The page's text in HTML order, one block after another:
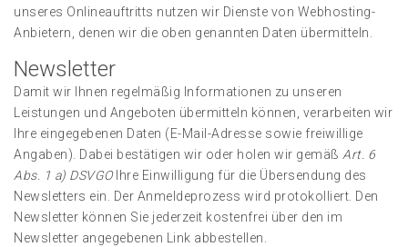
unseres Onlineauftritts nutzen wir Dienste von Webhosting-
Anbietern, denen wir die oben genannten Daten übermitteln.
Newsletter
Damit wir Ihnen regelmäßig Informationen zu unseren
Leistungen und Angeboten übermitteln können, verarbeiten wir
Ihre eingegebenen Daten (E-Mail-Adresse sowie freiwillige
Angaben). Dabei bestätigen wir oder holen wir gemäß Art. 6
Abs. 1 a) DSVGOIhre Einwilligung für die Übersendung des
Newsletters ein. Der Anmeldeprozess wird protokolliert. Den
Newsletter können Sie jederzeit kostenfrei über den im
Newsletter angegebenen Link abbestellen.